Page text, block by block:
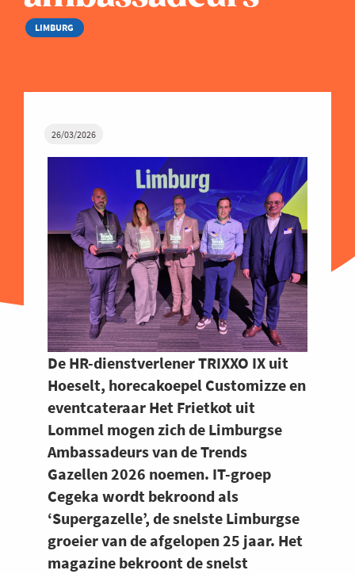
LIMBURG
26/03/2026
De HR-dienstverlener TRIXXO IX uit
Hoeselt, horecakoepel Customizze en
eventcateraar Het Frietkot uit
Lommel mogen zich de Limburgse
Ambassadeurs van de Trends
Gazellen 2026 noemen. IT-groep
Cegeka wordt bekroond als
‘Supergazelle’, de snelste Limburgse
groeier van de afgelopen 25 jaar. Het
magazine bekroont de snelst